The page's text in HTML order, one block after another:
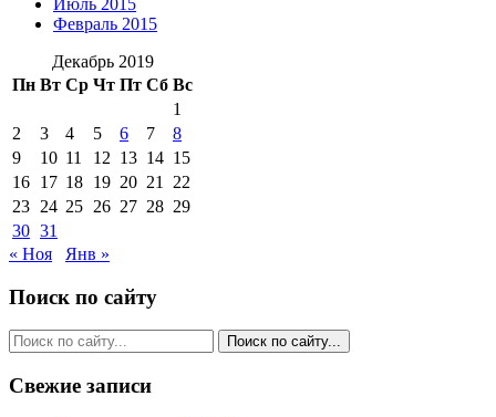
Февраль 2015
Декабрь 2019
Пн Вт Ср Чт Пт Сб Вс
1
2
3 4 5 6 7
8
9
10 11 12 13 14 15
16 17 18 19 20 21
22
23 24 25 26 27 28 29
30 31
« Ноя
Янв »
Поиск по сайту
Свежие записи